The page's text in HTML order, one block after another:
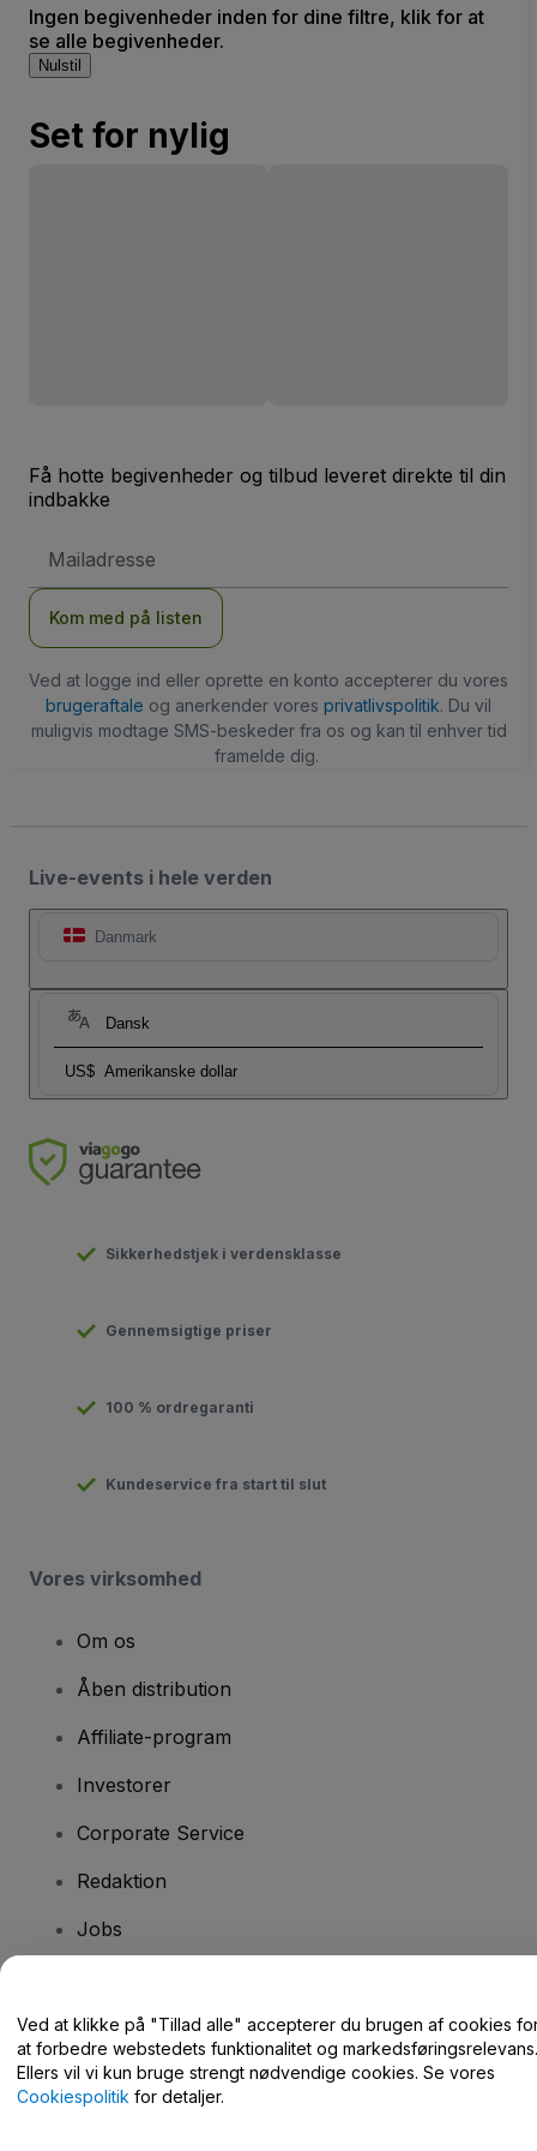
Ingen begivenheder inden for dine filtre, klik for at
se alle begivenheder.
Nulstil
Set for nylig
Få hotte begivenheder og tilbud leveret direkte til din
indbakke
adresse
Kom med på listen
Ved at logge ind eller oprette en konto accepterer du vores
brugeraftale og anerkender vores privatlivspolitik. Du vil
muligvis modtage SMS-beskeder fra os og kan til enhver tid
framelde dig.
Live-events i hele verden
Danmark
Dansk
US$ Amerikanske dollar
Sikkerhedstjek i verdensklasse
Gennemsigtige priser
100 % ordregaranti
Kundeservice fra start til slut
Vores virksomhed
Om os
Åben distribution
Affiliate-program
Investorer
Corporate Service
Redaktion
Jobs
Har du spørgsmål?
Hjælpecenter / Kontakt os
Ved at klikke på "Tillad alle" accepterer du brugen af cookies
at forbedre webstedets funktionalitet og markedsføringsrelevans.
Ellers vil vi kun bruge strengt nødvendige cookies. Se vores
Cookiespolitik for detaljer.